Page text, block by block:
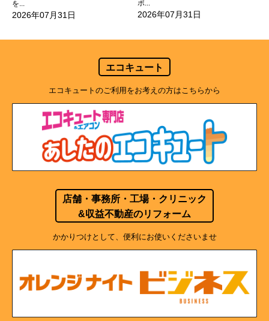
を...
2026年07月31日
ポ...
2026年07月31日
エコキュート
エコキュートのご利用をお考えの方はこちらから
店舗・事務所・工場・クリニック
&収益不動産のリフォーム
かかりつけとして、便利にお使いくださいませ